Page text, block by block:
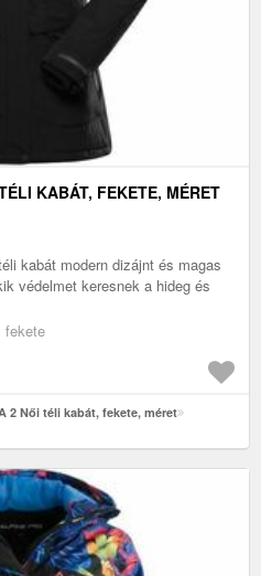
KABÁT, FEKETE, MÉRET
kabát modern dizájnt és magas
védelmet keresnek a hideg és
fekete
2 Női téli kabát, fekete, méret